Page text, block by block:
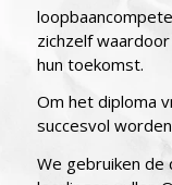
zichzelf
hun toekomst.
Om het diploma
succesvol
We gebruiken de